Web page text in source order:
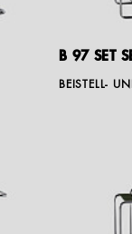
B 97 SET
BEISTELL-